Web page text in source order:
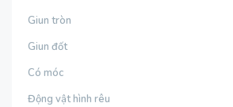
Giun tròn
Giun đốt
Có móc
Động vật hình rêu